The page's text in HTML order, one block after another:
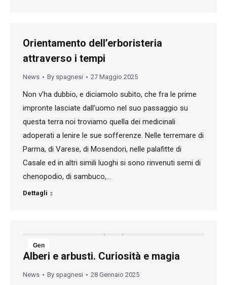
Orientamento dell’erboristeria
attraverso i tempi
News By spagnesi 27 Maggio 2025
Non v’ha dubbio, e diciamolo subito, che fra le prime
impronte lasciate dall’uomo nel suo passaggio su
questa terra noi troviamo quella dei medicinali
adoperati a lenire le sue sofferenze. Nelle terremare di
Parma, di Varese, di Mosendori, nelle palafitte di
Casale ed in altri simili luoghi si sono rinvenuti semi di
chenopodio, di sambuco,…
Dettagli
Gen
28
2025
Alberi e arbusti. Curiosità e magia
News By spagnesi 28 Gennaio 2025